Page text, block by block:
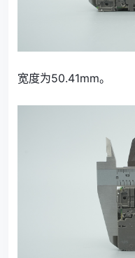
宽度为50.41mm。